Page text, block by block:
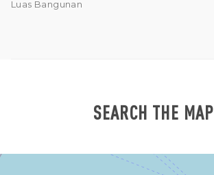
Luas Bangunan
SEARCH THE MAP